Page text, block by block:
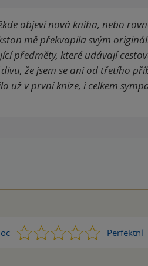
objeví nová kniha, nebo
mě překvapila svým
předměty, které udávají
že jsem se ani od třetího
už v první knize, i celkem
1 2 3 4 Perfektní
5